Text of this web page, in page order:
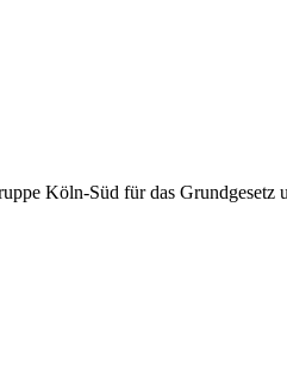
Köln-Süd für das Grundgesetz